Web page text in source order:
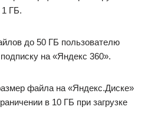
ГБ.
до 50 ГБ пользователю
на «Яндекс 360».
файла на «Яндекс.Диске»
в 10 ГБ при загрузке